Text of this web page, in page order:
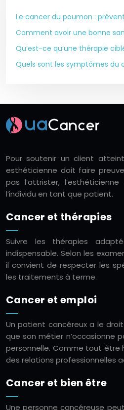
Le cancer du poumon :
Comment avoir une bonne
Qu’est-ce qu’une thérapie
Quels sont les symptômes du
Pour soutenir un client
esthéticienne doit faire
pas l’attrister,
l’individu en tant que patient.
Cancer et thérapies
Suivre les thérapies
indispensable. Selon les
il convient de respecter les
les traitements à terme.
Cancer et emploi
Un patient cancéreux a le
que son métier n’occasionne
personnelle. Comme tout être
des relations professionnelles
Cancer et bien être
Une personne cancéreuse